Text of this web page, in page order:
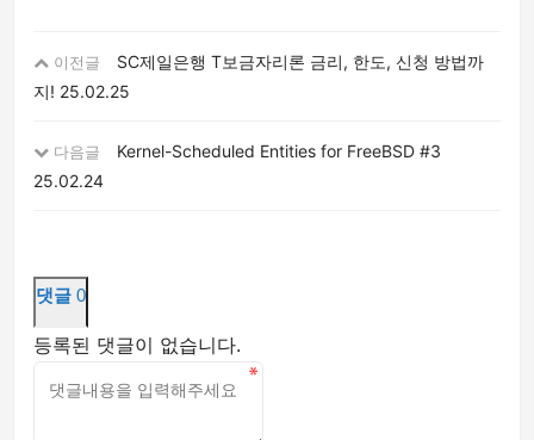
이전글
SC제일은행 T보금자리론 금리, 한도, 신청 방법까
지! 25.02.25
다음글
Kernel-Scheduled Entities for FreeBSD #3
25.02.24
댓글 0
등록된 댓글이 없습니다.